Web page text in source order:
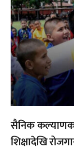
सैनिक
शिक्षादेखि